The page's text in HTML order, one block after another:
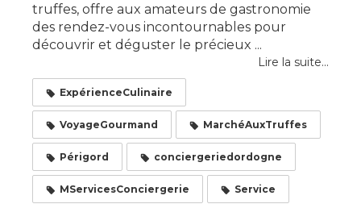
truffes, offre aux amateurs de gastronomie
des rendez-vous incontournables pour
découvrir et déguster le précieux ...
Lire la suite...
ExpérienceCulinaire
VoyageGourmand MarchéAuxTruffes
Périgord conciergeriedordogne
MServicesConciergerie Service